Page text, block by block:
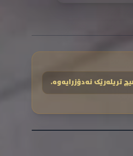
تریلەرێک نەدۆزرایەوە.